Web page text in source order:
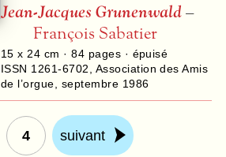
Jean-Jacques Grunenwald–
François Sabatier
15 x 24 cm ·84 pages · épuisé
ISSN 1261-6702, Association des Amis
de l’orgue, septembre 1986
4 suivant